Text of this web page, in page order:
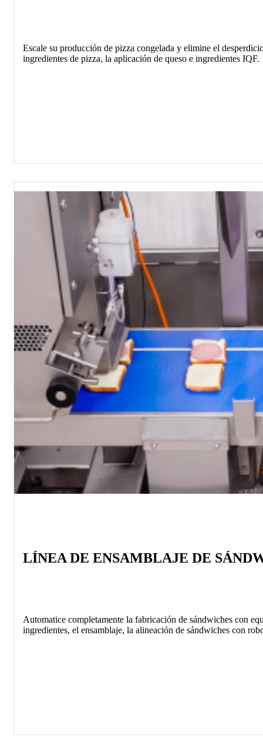
Escale su producción de pizza congelada y elimine el
ingredientes de pizza, la aplicación de queso e ingredientes IQF.
LÍNEA DE ENSAMBLAJE DE
Automatice completamente la fabricación de sándwiches con
ingredientes, el ensamblaje, la alineación de sándwiches con